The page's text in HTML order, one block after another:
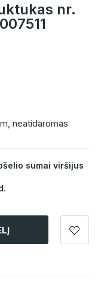
nr.
neatidaromas
sumai viršijus